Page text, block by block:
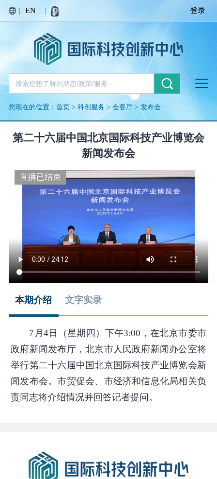
| EN | 登录
繁荣红
丰收金
生命绿
您现在的位置： 首页> 科创服务 > 会客厅> 发布会
第二十六届中国北京国际科技产业博览会
新闻发布会
直播已结束
本期介绍 文字实录
7月4日（星期四）下午3:00，在北京市委市
政府新闻发布厅，北京市人民政府新闻办公室将
举行第二十六届中国北京国际科技产业博览会新
闻发布会。市贸促会、市经济和信息化局相关负
责同志将介绍情况并回答记者提问。